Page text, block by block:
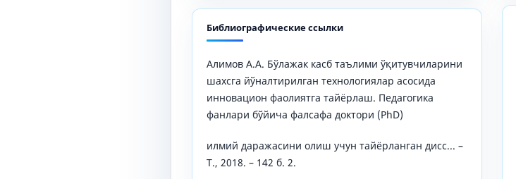
Библиографические ссылки
Алимов А.А. Бўлажак касб таълими ўқитувчиларини
шахсга йўналтирилган технологиялар асосида
инновацион фаолиятга тайёрлаш. Педагогика
фанлари бўйича фалсафа доктори (PhD)
илмий даражасини олиш учун тайёрланган дисс... –
Т., 2018. – 142 б. 2.